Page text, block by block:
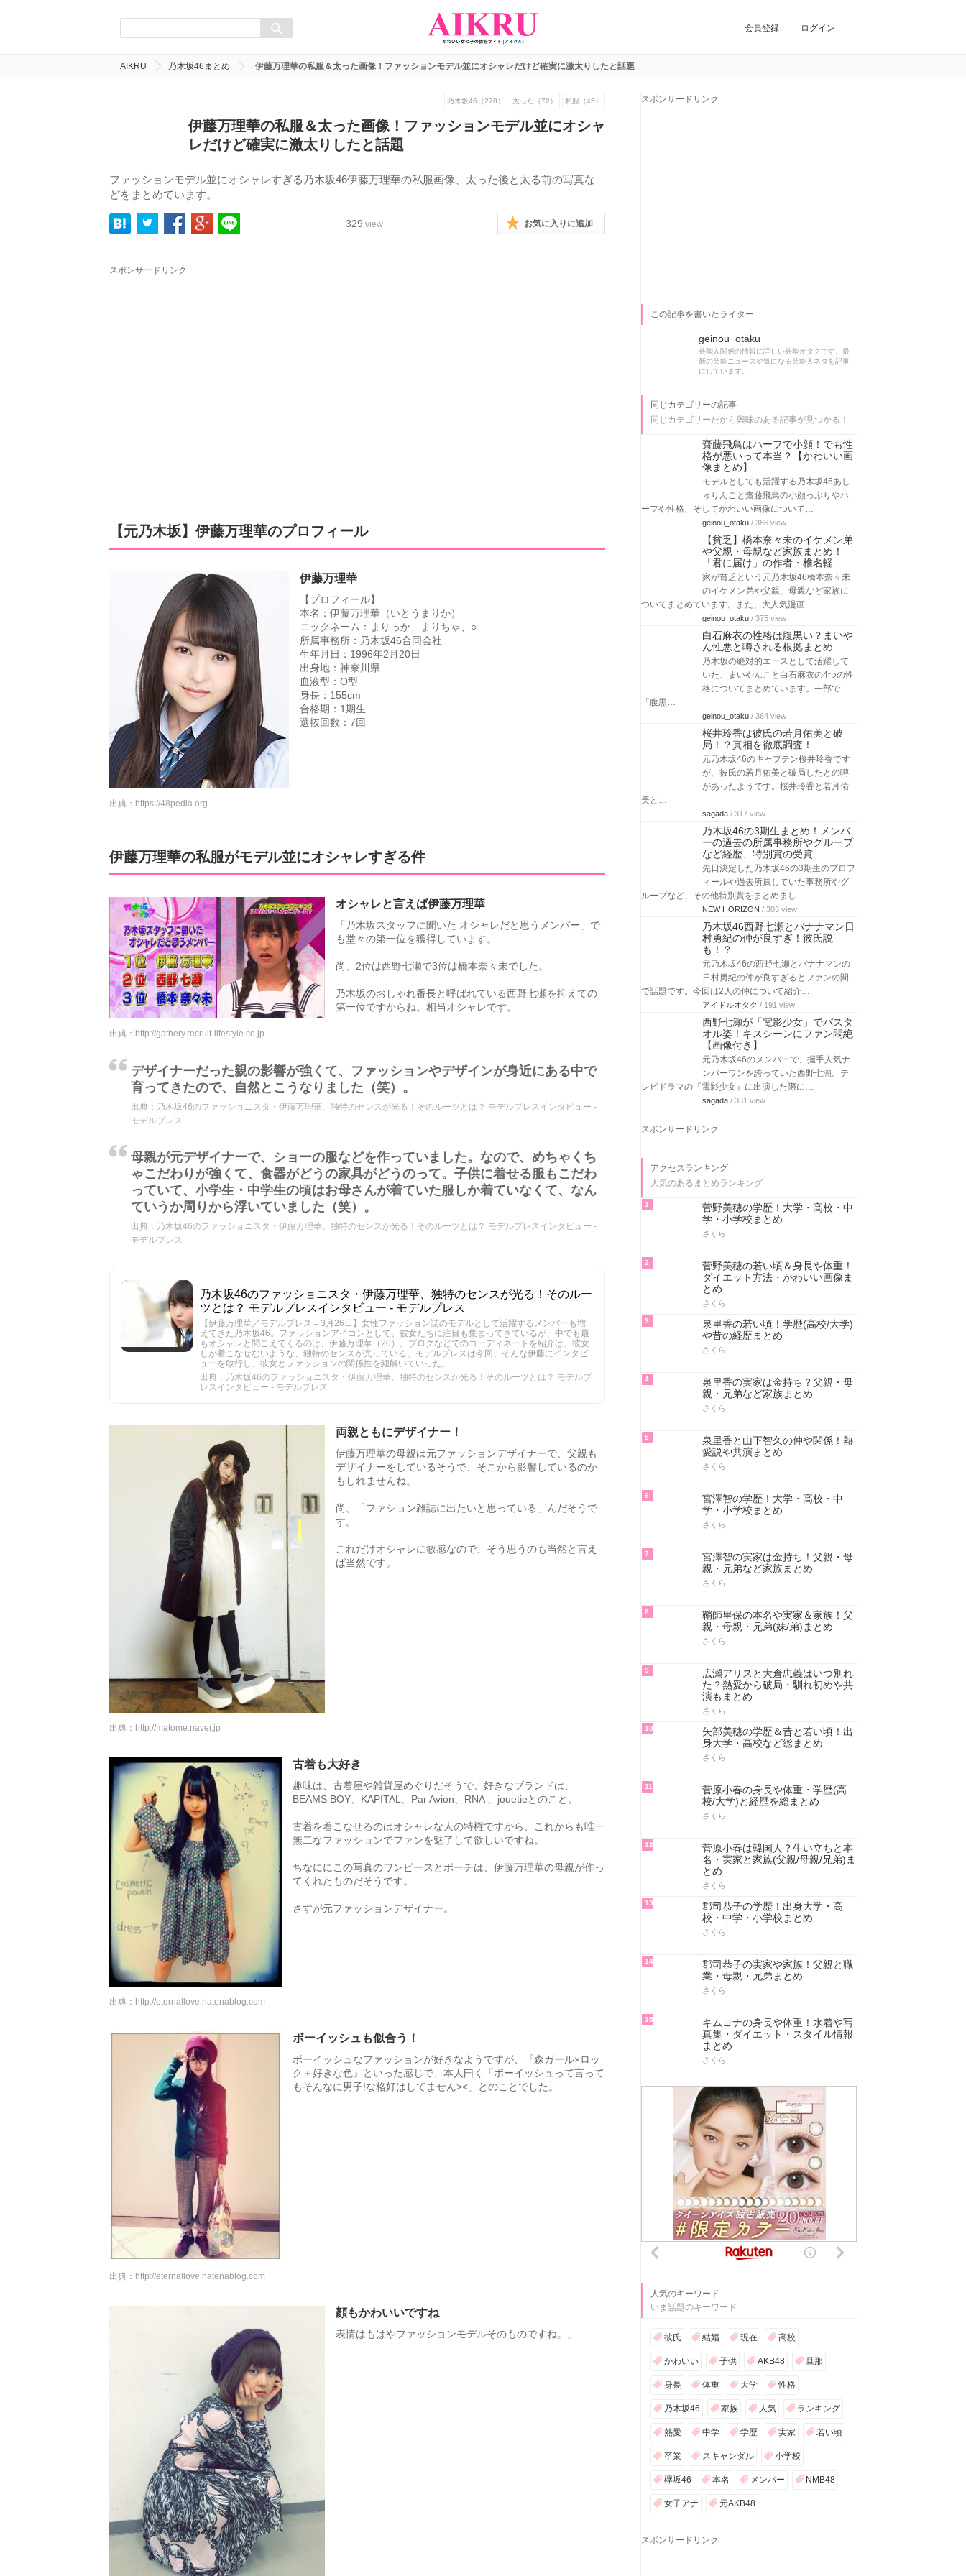
会員登録 ログイン
AIKRU 乃木坂46まとめ 伊藤万理華の私服＆太った画像！ファッションモデル並にオシャレだけど確実に激太りしたと話題
乃木坂46（278） 太った（72） 私服（45）
伊藤万理華の私服＆太った画像！ファッションモデル並にオシャ
レだけど確実に激太りしたと話題
ファッションモデル並にオシャレすぎる乃木坂46伊藤万理華の私服画像、太った後と太る前の写真な
どをまとめています。
329 view お気に入りに追加
スポンサードリンク
【元乃木坂】伊藤万理華のプロフィール
伊藤万理華
【プロフィール】
本名：伊藤万理華（いとうまりか）
ニックネーム：まりっか、まりちゃ、○
所属事務所：乃木坂46合同会社
生年月日：1996年2月20日
出身地：神奈川県
血液型：O型
身長：155cm
合格期：1期生
選抜回数：7回
出典： https://48pedia.org
伊藤万理華の私服がモデル並にオシャレすぎる件
オシャレと言えば伊藤万理華
「乃木坂スタッフに聞いた オシャレだと思うメンバー」で
も堂々の第一位を獲得しています。
尚、2位は西野七瀬で3位は橋本奈々未でした。
乃木坂のおしゃれ番長と呼ばれている西野七瀬を抑えての
第一位ですからね。相当オシャレです。
出典： http://gathery.recruit-lifestyle.co.jp
デザイナーだった親の影響が強くて、ファッションやデザインが身近にある中で
育ってきたので、自然とこうなりました（笑）。
出典： 乃木坂46のファッショニスタ・伊藤万理華、独特のセンスが光る！そのルーツとは？ モデルプレスインタビュー -
モデルプレス
母親が元デザイナーで、ショーの服などを作っていました。なので、めちゃくち
ゃこだわりが強くて、食器がどうの家具がどうのって。子供に着せる服もこだわ
っていて、小学生・中学生の頃はお母さんが着ていた服しか着ていなくて、なん
ていうか周りから浮いていました（笑）。
出典： 乃木坂46のファッショニスタ・伊藤万理華、独特のセンスが光る！そのルーツとは？ モデルプレスインタビュー -
モデルプレス
乃木坂46のファッショニスタ・伊藤万理華、独特のセンスが光る！そのルー
ツとは？ モデルプレスインタビュー - モデルプレス
【伊藤万理華／モデルプレス＝3月26日】女性ファッション誌のモデルとして活躍するメンバーも増
えてきた乃木坂46。ファッションアイコンとして、彼女たちに注目も集まってきているが、中でも最
もオシャレと聞こえてくるのは、伊藤万理華（20）。ブログなどでのコーディネートを紹介は、彼女
しか着こなせないような、独特のセンスが光っている。モデルプレスは今回、そんな伊藤にインタビ
ューを敢行し、彼女とファッションの関係性を紐解いていった。
出典：乃木坂46のファッショニスタ・伊藤万理華、独特のセンスが光る！そのルーツとは？ モデルプ
レスインタビュー - モデルプレス
両親ともにデザイナー！
伊藤万理華の母親は元ファッションデザイナーで、父親も
デザイナーをしているそうで、そこから影響しているのか
もしれませんね。
尚、「ファション雑誌に出たいと思っている」んだそうで
す。
これだけオシャレに敏感なので、そう思うのも当然と言え
ば当然です。
出典： http://matome.naver.jp
古着も大好き
趣味は、古着屋や雑貨屋めぐりだそうで、好きなブランドは、
BEAMS BOY、KAPITAL、Par Avion、RNA 、jouetieとのこと。
古着を着こなせるのはオシャレな人の特権ですから、これからも唯一
無二なファッションでファンを魅了して欲しいですね。
ちなににこの写真のワンピースとポーチは、伊藤万理華の母親が作っ
てくれたものだそうです。
さすが元ファッションデザイナー。
出典： http://eternallove.hatenablog.com
ボーイッシュも似合う！
ボーイッシュなファッションが好きなようですが、『森ガール×ロッ
ク＋好きな色』といった感じで、本人曰く「ボーイッシュって言って
もそんなに男子!な格好はしてません><」とのことでした。
出典： http://eternallove.hatenablog.com
顔もかわいいですね
表情はもはやファッションモデルそのものですね。」
スポンサードリンク
この記事を書いたライター
geinou_otaku
芸能人関係の情報に詳しい芸能オタクです。最
新の芸能ニュースや気になる芸能人ネタを記事
にしています。
同じカテゴリーの記事
同じカテゴリーだから興味のある記事が見つかる！
齋藤飛鳥はハーフで小顔！でも性
格が悪いって本当？【かわいい画
像まとめ】
モデルとしても活躍する乃木坂46あし
ゅりんこと齋藤飛鳥の小顔っぷりやハ
ーフや性格、そしてかわいい画像について…
geinou_otaku / 386 view
【貧乏】橋本奈々未のイケメン弟
や父親・母親など家族まとめ！
「君に届け」の作者・椎名軽…
家が貧乏という元乃木坂46橋本奈々未
のイケメン弟や父親、母親など家族に
ついてまとめています。また、大人気漫画…
geinou_otaku / 375 view
白石麻衣の性格は腹黒い？まいや
ん性悪と噂される根拠まとめ
乃木坂の絶対的エースとして活躍して
いた、まいやんこと白石麻衣の4つの性
格についてまとめています。一部で
「腹黒…
geinou_otaku / 364 view
桜井玲香は彼氏の若月佑美と破
局！？真相を徹底調査！
元乃木坂46のキャプテン桜井玲香です
が、彼氏の若月佑美と破局したとの噂
があったようです。桜井玲香と若月佑
美と…
sagada / 317 view
乃木坂46の3期生まとめ！メンバ
ーの過去の所属事務所やグループ
など経歴、特別賞の受賞…
先日決定した乃木坂46の3期生のプロフ
ィールや過去所属していた事務所やグ
ループなど、その他特別賞をまとめまし…
NEW HORIZON / 303 view
乃木坂46西野七瀬とバナナマン日
村勇紀の仲が良すぎ！彼氏説
も！？
元乃木坂46の西野七瀬とバナナマンの
日村勇紀の仲が良すぎるとファンの間
で話題です。今回は2人の仲について紹介…
アイドルオタク / 191 view
西野七瀬が「電影少女」でバスタ
オル姿！キスシーンにファン悶絶
【画像付き】
元乃木坂46のメンバーで、握手人気ナ
ンバーワンを誇っていた西野七瀬。テ
レビドラマの『電影少女』に出演した際に…
sagada / 331 view
スポンサードリンク
アクセスランキング
人気のあるまとめランキング
1
菅野美穂の学歴！大学・高校・中
学・小学校まとめ
さくら
2
菅野美穂の若い頃＆身長や体重！
ダイエット方法・かわいい画像ま
とめ
さくら
3
泉里香の若い頃！学歴(高校/大学)
や昔の経歴まとめ
さくら
4
泉里香の実家は金持ち？父親・母
親・兄弟など家族まとめ
さくら
5
泉里香と山下智久の仲や関係！熱
愛説や共演まとめ
さくら
6
宮澤智の学歴！大学・高校・中
学・小学校まとめ
さくら
7
宮澤智の実家は金持ち！父親・母
親・兄弟など家族まとめ
さくら
8
鞘師里保の本名や実家＆家族！父
親・母親・兄弟(妹/弟)まとめ
さくら
9
広瀬アリスと大倉忠義はいつ別れ
た？熱愛から破局・馴れ初めや共
演もまとめ
さくら
10
矢部美穂の学歴＆昔と若い頃！出
身大学・高校など総まとめ
さくら
11
菅原小春の身長や体重・学歴(高
校/大学)と経歴を総まとめ
さくら
12
菅原小春は韓国人？生い立ちと本
名・実家と家族(父親/母親/兄弟)ま
とめ
さくら
13
郡司恭子の学歴！出身大学・高
校・中学・小学校まとめ
さくら
14
郡司恭子の実家や家族！父親と職
業・母親・兄弟まとめ
さくら
15
キムヨナの身長や体重！水着や写
真集・ダイエット・スタイル情報
まとめ
さくら
人気のキーワード
いま話題のキーワード
彼氏 結婚 現在 高校
かわいい 子供 AKB48 旦那
身長 体重 大学 性格
乃木坂46 家族 人気 ランキング
熱愛 中学 学歴 実家 若い頃
卒業 スキャンダル 小学校
欅坂46 本名 メンバー NMB48
女子アナ 元AKB48
スポンサードリンク